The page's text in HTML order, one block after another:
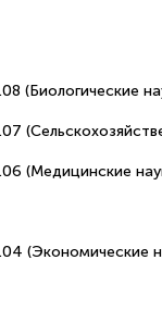
(Биологические
(Медицинские
(Экономические